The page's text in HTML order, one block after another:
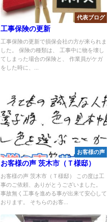
代表ブログ
工事保険の更新
工事保険の更新で損保会社の方が来られま
した。 保険の種類は、 工事中に物を壊し
てしまった場合の保険と、 作業員がケガ
をした時に、...
お客様の声
お客様の声 茨木市（Ｔ様邸）
お客様の声 茨木市（Ｔ様邸） この度は工
事のご依頼、ありがとうございました。
事故無く工事を進める事が出来て安心して
おります。 そちらのお客...